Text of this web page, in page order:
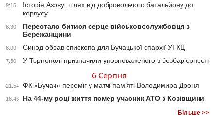
9:15
Історія Азову: шлях від добровольчого батальйону до
корпусу
8:30
Перестало битися серце військовослужбовця з
Бережанщини
8:00 Синод обрав єпископа для Бучацької єпархії УГКЦ
7:30 У Тернополі призначили уповноваженого з безбар’єрності
6 Серпня
21:54 ФК «Бучач» переміг у матчі пам’яті Володимира Дроня
18:46 На 44-му році життя помер учасник АТО з Козівщини
Більше >>